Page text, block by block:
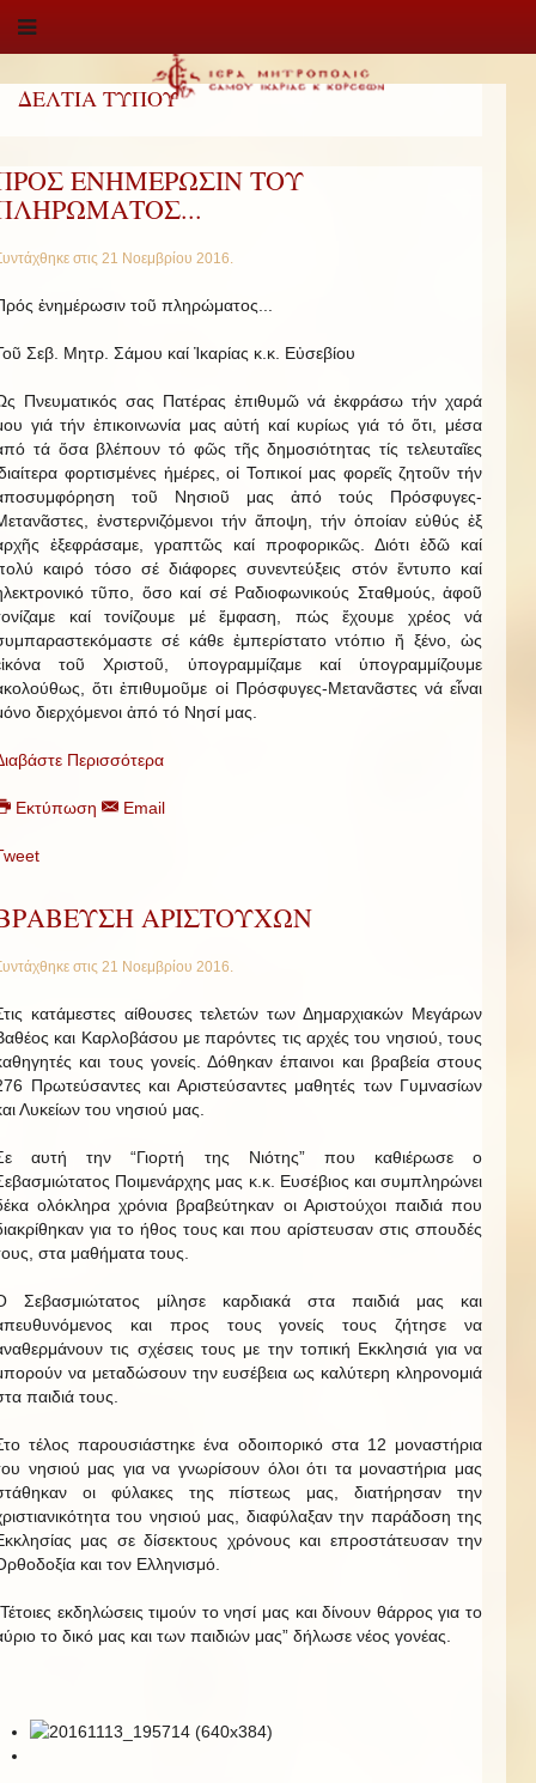
ΔΕΛΤΙΑ ΤΥΠΟΥ
ΕΝΗΜΕΡΩΣΙΝ ΤΟΥ
στις 21 Νοεμβρίου 2016.
ἐνημέρωσιν τοῦ πληρώματος...
Σεβ. Μητρ. Σάμου καί Ἰκαρίας κ.κ. Εὐσεβίου
Πνευματικός σας Πατέρας ἐπιθυμῶ νά ἐκφράσω τήν χαρά
γιά τήν ἐπικοινωνία μας αὐτή καί κυρίως γιά τό ὅτι, μέσα
τά ὅσα βλέπουν τό φῶς τῆς δημοσιότητας τίς τελευταῖες
φορτισμένες ἡμέρες, οἱ Τοπικοί μας φορεῖς ζητοῦν τήν
τοῦ Νησιοῦ μας ἀπό τούς Πρόσφυγες-
ἐνστερνιζόμενοι τήν ἄποψη, τήν ὁποίαν εὐθύς ἐξ
ἐξεφράσαμε, γραπτῶς καί προφορικῶς. Διότι ἐδῶ καί
καιρό τόσο σέ διάφορες συνεντεύξεις στόν ἔντυπο καί
τῦπο, ὅσο καί σέ Ραδιοφωνικούς Σταθμούς, ἀφοῦ
καί τονίζουμε μέ ἔμφαση, πώς ἔχουμε χρέος νά
σέ κάθε ἐμπερίστατο ντόπιο ἤ ξένο, ὡς
τοῦ Χριστοῦ, ὑπογραμμίζαμε καί ὑπογραμμίζουμε
ὅτι ἐπιθυμοῦμε οἱ Πρόσφυγες-Μετανᾶστες νά εἶναι
διερχόμενοι ἀπό τό Νησί μας.
Περισσότερα
Εκτύπωση Email
ΑΡΙΣΤΟΥΧΩΝ
στις 21 Νοεμβρίου 2016.
κατάμεστες αίθουσες τελετών των Δημαρχιακών Μεγάρων
και Καρλοβάσου με παρόντες τις αρχές του νησιού, τους
και τους γονείς. Δόθηκαν έπαινοι και βραβεία στους
Πρωτεύσαντες και Αριστεύσαντες μαθητές των Γυμνασίων
Λυκείων του νησιού μας.
αυτή την “Γιορτή της Νιότης” που καθιέρωσε ο
Ποιμενάρχης μας κ.κ. Ευσέβιος και συμπληρώνει
ολόκληρα χρόνια βραβεύτηκαν οι Αριστούχοι παιδιά που
για το ήθος τους και που αρίστευσαν στις σπουδές
στα μαθήματα τους.
Σεβασμιώτατος μίλησε καρδιακά στα παιδιά μας και
και προς τους γονείς τους ζήτησε να
τις σχέσεις τους με την τοπική Εκκλησιά για να
να μεταδώσουν την ευσέβεια ως καλύτερη κληρονομιά
παιδιά τους.
τέλος παρουσιάστηκε ένα οδοιπορικό στα 12 μοναστήρια
νησιού μας για να γνωρίσουν όλοι ότι τα μοναστήρια μας
οι φύλακες της πίστεως μας, διατήρησαν την
του νησιού μας, διαφύλαξαν την παράδοση της
μας σε δίσεκτους χρόνους και επροστάτευσαν την
και τον Ελληνισμό.
εκδηλώσεις τιμούν το νησί μας και δίνουν θάρρος για το
το δικό μας και των παιδιών μας” δήλωσε νέος γονέας.